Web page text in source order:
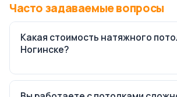
Часто задаваемые вопросы
Какая стоимость натяжного
Ногинске?